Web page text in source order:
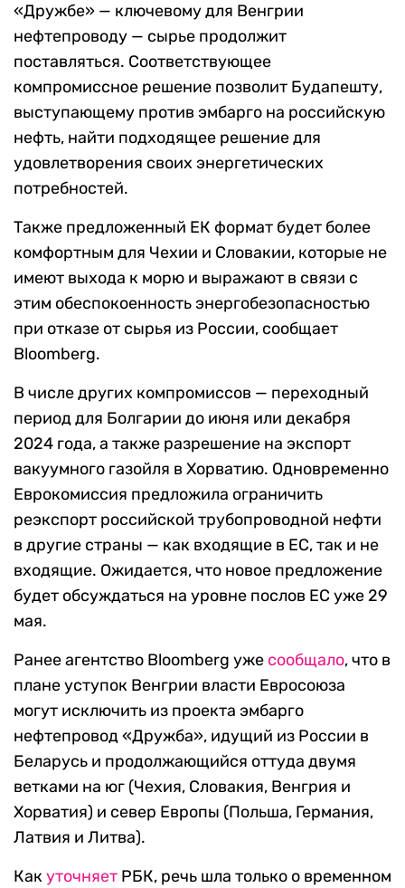
«Дружбе» — ключевому для Венгрии
нефтепроводу — сырье продолжит
поставляться. Соответствующее
компромиссное решение позволит Будапешту,
выступающему против эмбарго на российскую
нефть, найти подходящее решение для
удовлетворения своих энергетических
потребностей.
Также предложенный ЕК формат будет более
комфортным для Чехии и Словакии, которые не
имеют выхода к морю и выражают в связи с
этим обеспокоенность энергобезопасностью
при отказе от сырья из России, сообщает
Bloomberg.
В числе других компромиссов — переходный
период для Болгарии до июня или декабря
2024 года, а также разрешение на экспорт
вакуумного газойля в Хорватию. Одновременно
Еврокомиссия предложила ограничить
реэкспорт российской трубопроводной нефти
в другие страны — как входящие в ЕС, так и не
входящие. Ожидается, что новое предложение
будет обсуждаться на уровне послов ЕС уже 29
мая.
Ранее агентство Bloomberg уже сообщало, что в
плане уступок Венгрии власти Евросоюза
могут исключить из проекта эмбарго
нефтепровод «Дружба», идущий из России в
Беларусь и продолжающийся оттуда двумя
ветками на юг (Чехия, Словакия, Венгрия и
Хорватия) и север Европы (Польша, Германия,
Латвия и Литва).
Какуточняет РБК, речь шла только о временном